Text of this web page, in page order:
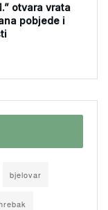
otvara vrata
pobjede i
bjelovar